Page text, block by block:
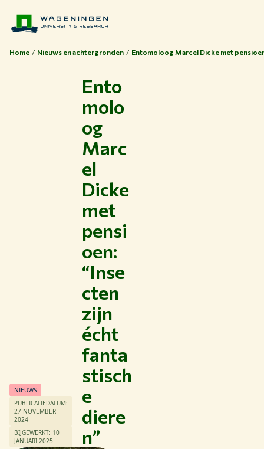
Home Nieuws en achtergronden Entomoloog Marcel Dicke met
NIEUWS
PUBLICATIEDATUM:
27 NOVEMBER
2024
BIJGEWERKT: 10
JANUARI 2025
Ento
molo
og
Marc
el
Dicke
met
pensi
oen:
“Inse
cten
zijn
écht
fanta
stisch
e
diere
n”